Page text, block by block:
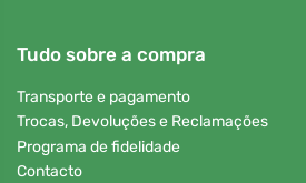
Tudo sobre a compra
Transporte e pagamento
Trocas, Devoluções e Reclamações
Programa de fidelidade
Contacto